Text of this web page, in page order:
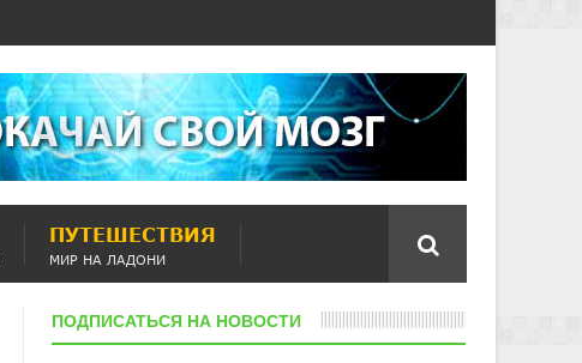
ПУТЕШЕСТВИЯ
МИР НА ЛАДОНИ
ПОДПИСАТЬСЯ НА НОВОСТИ